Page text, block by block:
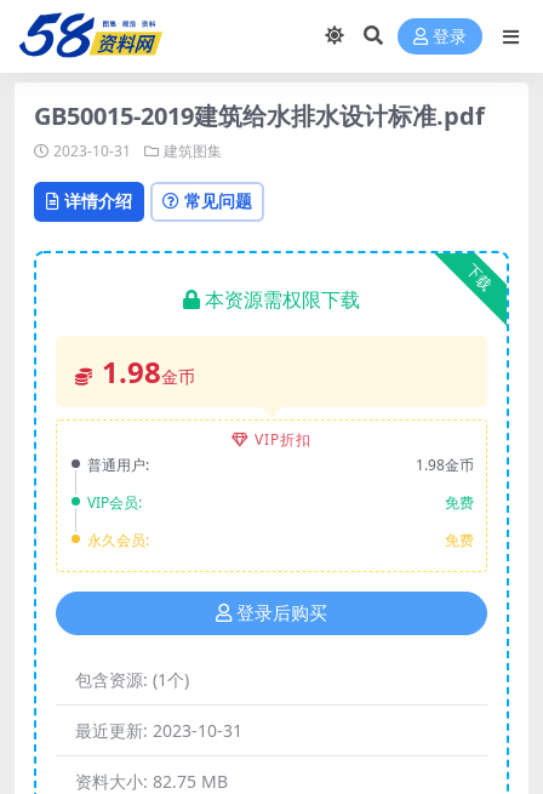
登录
GB50015-2019建筑给水排水设计标准.pdf
2023-10-31 建筑图集
详情介绍 常见问题
下载
本资源需权限下载
1.98金币
VIP折扣
普通用户:
1.98金币
VIP会员:
免费
永久会员:
免费
登录后购买
包含资源: (1个)
最近更新: 2023-10-31
资料大小: 82.75 MB